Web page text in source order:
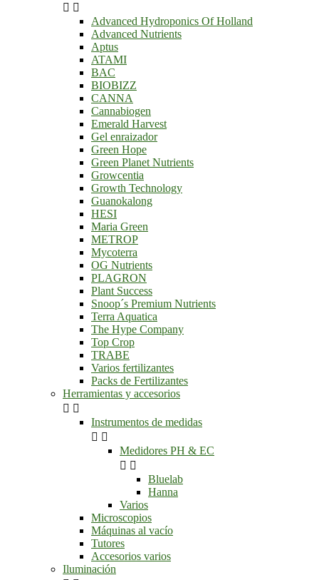
 
Advanced Hydroponics Of Holland
Advanced Nutrients
Aptus
ATAMI
BAC
BIOBIZZ
CANNA
Cannabiogen
Emerald Harvest
Gel enraizador
Green Hope
Green Planet Nutrients
Growcentia
Growth Technology
Guanokalong
HESI
Maria Green
METROP
Mycoterra
OG Nutrients
PLAGRON
Plant Success
Snoop´s Premium Nutrients
Terra Aquatica
The Hype Company
Top Crop
TRABE
Varios fertilizantes
Packs de Fertilizantes
Herramientas y accesorios
 
Instrumentos de medidas
 
Medidores PH & EC
 
Bluelab
Hanna
Varios
Microscopios
Máquinas al vacío
Tutores
Accesorios varios
Iluminación